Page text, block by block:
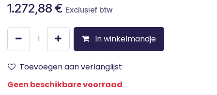
1.272,88 € Exclusief btw
In winkelmandje
Toevoegen aan verlanglijst
Geen beschikbare voorraad